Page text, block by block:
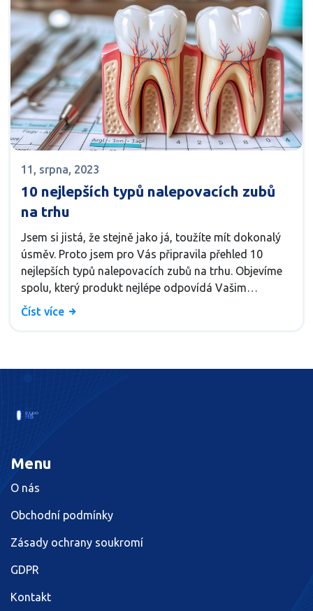
11, srpna, 2023
10 nejlepších typů nalepovacích zubů
na trhu
Jsem si jistá, že stejně jako já, toužíte mít dokonalý
úsměv. Proto jsem pro Vás připravila přehled 10
nejlepších typů nalepovacích zubů na trhu. Objevíme
spolu, který produkt nejlépe odpovídá Vašim
potřebám a přání. Připravte se na to, že Váš úsměv
Číst více
Menu
O nás
Obchodní podmínky
Zásady ochrany soukromí
GDPR
Kontakt